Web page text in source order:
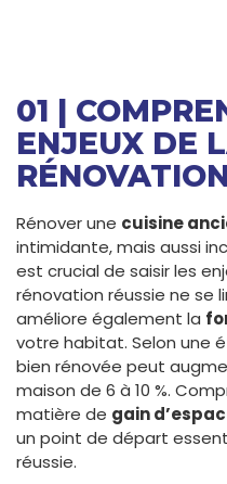
01 |
ENJEUX DE
Rénover une cuisine
intimidante, mais aussi
est crucial de saisir les
rénovation réussie ne se
améliore également la
votre habitat. Selon une
bien rénovée peut
maison de 6 à 10 %.
matière de gain
un point de départ
réussie.